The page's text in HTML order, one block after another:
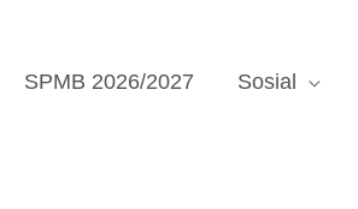
SPMB 2026/2027 Sosial